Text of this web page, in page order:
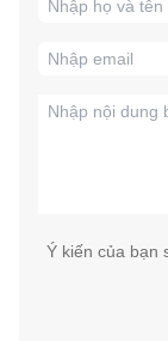
Ý kiến của bạn